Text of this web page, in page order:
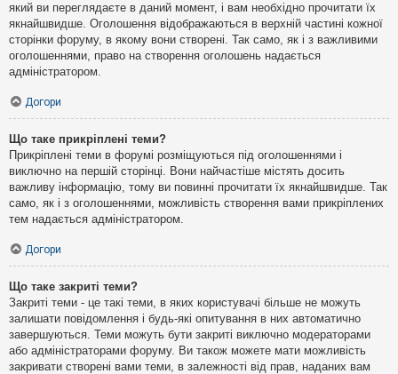
який ви переглядаєте в даний момент, і вам необхідно прочитати їх
якнайшвидше. Оголошення відображаються в верхній частині кожної
сторінки форуму, в якому вони створені. Так само, як і з важливими
оголошеннями, право на створення оголошень надається
адміністратором.
Догори
Що таке прикріплені теми?
Прикріплені теми в форумі розміщуються під оголошеннями і
виключно на першій сторінці. Вони найчастіше містять досить
важливу інформацію, тому ви повинні прочитати їх якнайшвидше. Так
само, як і з оголошеннями, можливість створення вами прикріплених
тем надається адміністратором.
Догори
Що таке закриті теми?
Закриті теми - це такі теми, в яких користувачі більше не можуть
залишати повідомлення і будь-які опитування в них автоматично
завершуються. Теми можуть бути закриті виключно модераторами
або адміністраторами форуму. Ви також можете мати можливість
закривати створені вами теми, в залежності від прав, наданих вам